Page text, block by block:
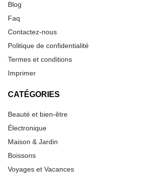
Blog
Faq
Contactez-nous
Politique de confidentialité
Termes et conditions
Imprimer
CATÉGORIES
Beauté et bien-être
Électronique
Maison & Jardin
Boissons
Voyages et Vacances